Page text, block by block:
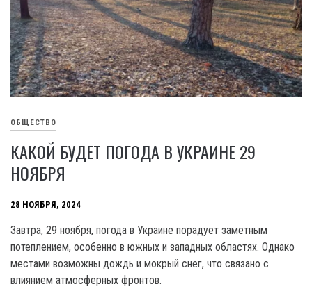
ОБЩЕСТВО
КАКОЙ БУДЕТ ПОГОДА В УКРАИНЕ 29
НОЯБРЯ
28 НОЯБРЯ, 2024
Завтра, 29 ноября, погода в Украине порадует заметным
потеплением, особенно в южных и западных областях. Однако
местами возможны дождь и мокрый снег, что связано с
влиянием атмосферных фронтов.